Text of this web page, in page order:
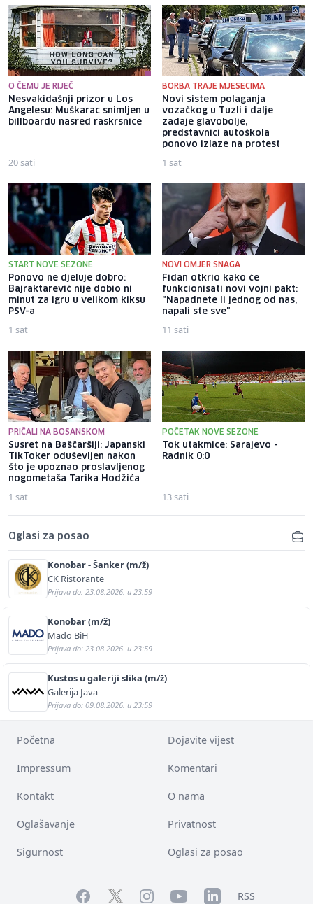
O ČEMU JE RIJEČ
Nesvakidašnji prizor u Los
Angelesu: Muškarac snimljen u
billboardu nasred raskrsnice
20 sati
BORBA TRAJE MJESECIMA
Novi sistem polaganja
vozačkog u Tuzli i dalje
zadaje glavobolje,
predstavnici autoškola
ponovo izlaze na protest
1 sat
START NOVE SEZONE
Ponovo ne djeluje dobro:
Bajraktarević nije dobio ni
minut za igru u velikom kiksu
PSV-a
1 sat
NOVI OMJER SNAGA
Fidan otkrio kako će
funkcionisati novi vojni pakt:
"Napadnete li jednog od nas,
napali ste sve"
11 sati
PRIČALI NA BOSANSKOM
Susret na Baščaršiji: Japanski
TikToker oduševljen nakon
što je upoznao proslavljenog
nogometaša Tarika Hodžića
1 sat
POČETAK NOVE SEZONE
Tok utakmice: Sarajevo -
Radnik 0:0
13 sati
Oglasi za posao
Konobar - Šanker (m/ž)
CK Ristorante
Prijava do: 23.08.2026. u 23:59
Konobar (m/ž)
Mado BiH
Prijava do: 23.08.2026. u 23:59
Kustos u galeriji slika (m/ž)
Galerija Java
Prijava do: 09.08.2026. u 23:59
Početna Dojavite vijest
Impressum Komentari
Kontakt O nama
Oglašavanje Privatnost
Sigurnost Oglasi za posao
FacebookTwitterInstagramYouTubeLinkedInRSS